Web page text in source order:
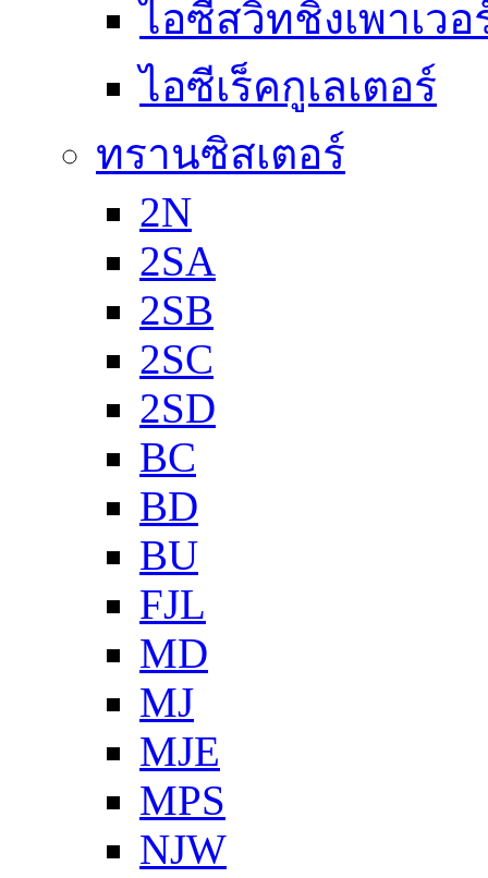
ไอซีสวิทชิ่งเพาเว
ไอซีเร็คกูเลเตอร์
ทรานซิสเตอร์
2N
2SA
2SB
2SC
2SD
BC
BD
BU
FJL
MD
MJ
MJE
MPS
NJW